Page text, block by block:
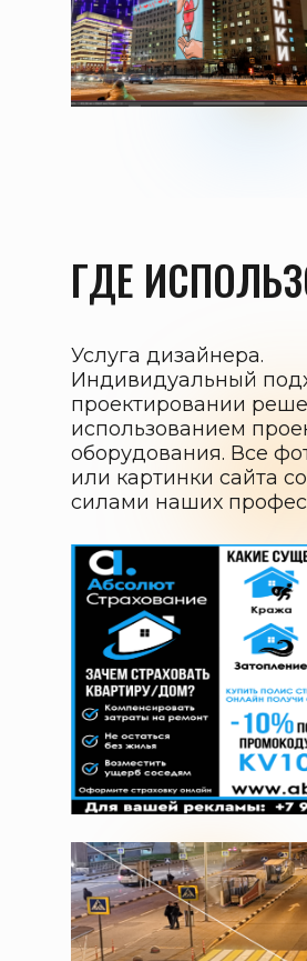
Услуга дизайнера.
Индивидуальный
проектировании
использованием
оборудования. Все
или картинки сайта
силами наших
ГДЕ